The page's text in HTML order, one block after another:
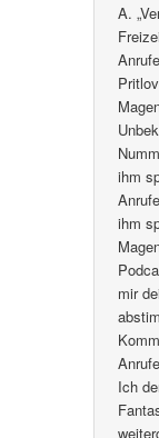
A.
ihm
ihm
mir
Ich